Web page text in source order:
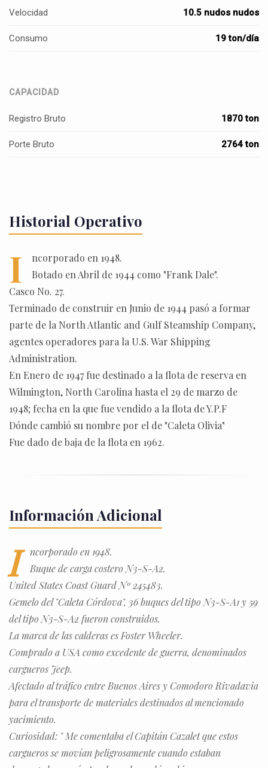
Velocidad 10.5 nudos nudos
Consumo 19 ton/día
CAPACIDAD
Registro Bruto 1870 ton
Porte Bruto 2764 ton
Historial Operativo
I
ncorporado en 1948.
Botado en Abril de 1944 como "Frank Dale".
Casco No. 27.
Terminado de construir en Junio de 1944 pasó a formar
parte de la North Atlantic and Gulf Steamship Company,
agentes operadores para la U.S. War Shipping
Administration.
En Enero de 1947 fue destinado a la flota de reserva en
Wilmington, North Carolina hasta el 29 de marzo de
1948; fecha en la que fue vendido a la flota de Y.P.F
Dónde cambió su nombre por el de "Caleta Olivia"
Fue dado de baja de la flota en 1962.
Información Adicional
I
ncorporado en 1948.
Buque de carga costero N3-S-A2.
United States Coast Guard Nº 245483.
Gemelo del "Caleta Córdova", 36 buques del tipo N3-S-A1 y 59
del tipo N3-S-A2 fueron construidos.
La marca de las calderas es Foster Wheeler.
Comprado a USA como excedente de guerra, denominados
cargueros Jeep.
Afectado al tráfico entre Buenos Aires y Comodoro Rivadavia
para el transporte de materiales destinados al mencionado
yacimiento.
Curiosidad: " Me comentaba el Capitán Cazalet que estos
cargueros se movían peligrosamente cuando estaban